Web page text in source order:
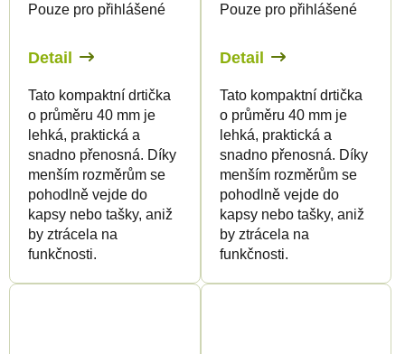
Pouze pro přihlášené
Detail
Tato kompaktní drtička
o průměru 40 mm je
lehká, praktická a
snadno přenosná. Díky
menším rozměrům se
pohodlně vejde do
kapsy nebo tašky, aniž
by ztrácela na
funkčnosti.
Pouze pro přihlášené
Detail
Tato kompaktní drtička
o průměru 40 mm je
lehká, praktická a
snadno přenosná. Díky
menším rozměrům se
pohodlně vejde do
kapsy nebo tašky, aniž
by ztrácela na
funkčnosti.